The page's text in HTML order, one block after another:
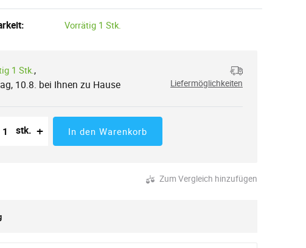
Vorrätig 1 Stk.
1 Stk. ,
10.8. bei Ihnen zu Hause
Liefermöglichkeiten
der Menge
der Stücke
stk. + In den Warenkorb
Zum Vergleich hinzufügen